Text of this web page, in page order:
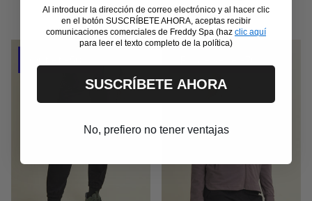
Al introducir la dirección de correo electrónico y al hacer clic
en el botón SUSCRÍBETE AHORA, aceptas recibir
comunicaciones comerciales de Freddy Spa (haz clic aquí
para leer el texto completo de la política)
SUSCRÍBETE AHORA
No, prefiero no tener ventajas